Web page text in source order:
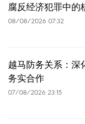
腐反经济犯罪中的
08/08/2026 07:32
越马防务关系：深
务实合作
07/08/2026 23:15